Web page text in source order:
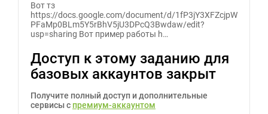
Вот тз
https://docs.google.com/document/d/1fP3jY3XFZcjpW
PFaMp0BLm5Y5rBhV5jU3DPcQ3Bwdaw/edit?
usp=sharing Вот пример работы h…
Доступ к этому заданию для
базовых аккаунтов закрыт
Получите полный доступ и дополнительные
сервисы с премиум-аккаунтом